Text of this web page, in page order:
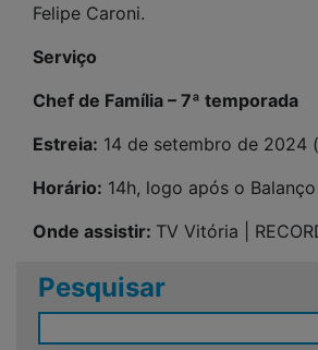
Felipe Caroni.
Serviço
Chef de Família – 7ª temporada
Estreia: 14 de setembro de 2024
Horário: 14h, logo após o Balanço
Onde assistir: TV Vitória |
Pesquisar